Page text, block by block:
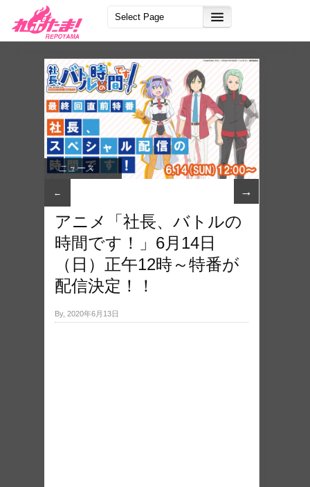
ニュース
← →
アニメ「社長、バトルの
時間です！」6月14日
（日）正午12時～特番が
配信決定！！
By, 2020年6月13日